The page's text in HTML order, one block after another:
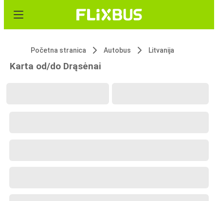
Početna stranica Autobus Litvanija
Karta od/do Drąsėnai